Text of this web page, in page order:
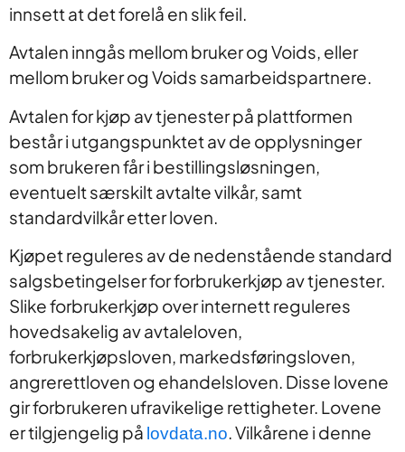
innsett at det forelå en slik feil.
Avtalen inngås mellom bruker og Voids, eller
mellom bruker og Voids samarbeidspartnere.
Avtalen for kjøp av tjenester på plattformen
består i utgangspunktet av de opplysninger
som brukeren får i bestillingsløsningen,
eventuelt særskilt avtalte vilkår, samt
standardvilkår etter loven.
Kjøpet reguleres av de nedenstående standard
salgsbetingelser for forbrukerkjøp av tjenester.
Slike forbrukerkjøp over internett reguleres
hovedsakelig av avtaleloven,
forbrukerkjøpsloven, markedsføringsloven,
angrerettloven og ehandelsloven. Disse lovene
gir forbrukeren ufravikelige rettigheter. Lovene
er tilgjengelig på lovdata.no. Vilkårene i denne